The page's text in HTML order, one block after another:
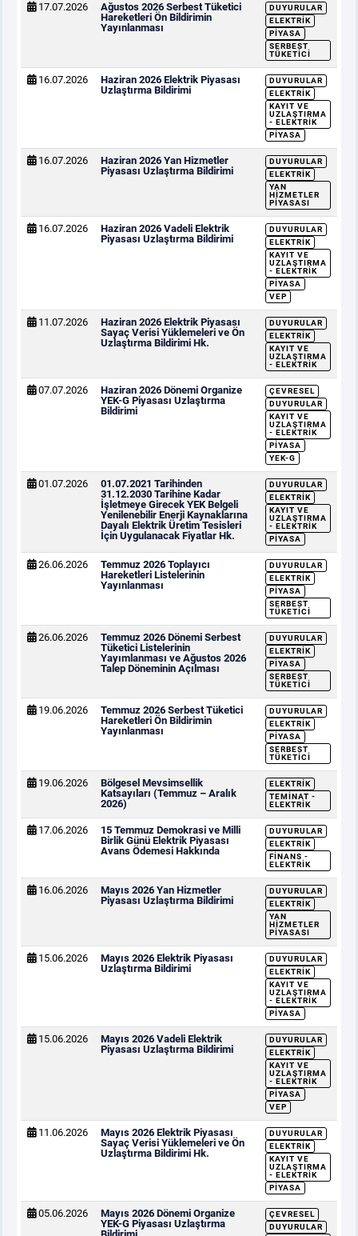
17.07.2026
Ağustos 2026 Serbest Tüketici
Hareketleri Ön Bildirimin
Yayınlanması
DUYURULAR
ELEKTRIK
PIYASA
SERBEST
TÜKETICI
16.07.2026
Haziran 2026 Elektrik Piyasası
Uzlaştırma Bildirimi
DUYURULAR
ELEKTRIK
KAYIT VE
UZLAŞTIRMA
- ELEKTRIK
PIYASA
16.07.2026
Haziran 2026 Yan Hizmetler
Piyasası Uzlaştırma Bildirimi
DUYURULAR
ELEKTRIK
YAN
HIZMETLER
PIYASASI
16.07.2026
Haziran 2026 Vadeli Elektrik
Piyasası Uzlaştırma Bildirimi
DUYURULAR
ELEKTRIK
KAYIT VE
UZLAŞTIRMA
- ELEKTRIK
PIYASA
VEP
11.07.2026
Haziran 2026 Elektrik Piyasası
Sayaç Verisi Yüklemeleri ve Ön
Uzlaştırma Bildirimi Hk.
DUYURULAR
ELEKTRIK
KAYIT VE
UZLAŞTIRMA
- ELEKTRIK
07.07.2026
Haziran 2026 Dönemi Organize
YEK-G Piyasası Uzlaştırma
Bildirimi
ÇEVRESEL
DUYURULAR
KAYIT VE
UZLAŞTIRMA
- ELEKTRIK
PIYASA
YEK-G
01.07.2026
01.07.2021 Tarihinden
31.12.2030 Tarihine Kadar
İşletmeye Girecek YEK Belgeli
Yenilenebilir Enerji Kaynaklarına
Dayalı Elektrik Üretim Tesisleri
İçin Uygulanacak Fiyatlar Hk.
DUYURULAR
ELEKTRIK
KAYIT VE
UZLAŞTIRMA
- ELEKTRIK
PIYASA
26.06.2026
Temmuz 2026 Toplayıcı
Hareketleri Listelerinin
Yayınlanması
DUYURULAR
ELEKTRIK
PIYASA
SERBEST
TÜKETICI
26.06.2026
Temmuz 2026 Dönemi Serbest
Tüketici Listelerinin
Yayımlanması ve Ağustos 2026
Talep Döneminin Açılması
DUYURULAR
ELEKTRIK
PIYASA
SERBEST
TÜKETICI
19.06.2026
Temmuz 2026 Serbest Tüketici
Hareketleri Ön Bildirimin
Yayınlanması
DUYURULAR
ELEKTRIK
PIYASA
SERBEST
TÜKETICI
19.06.2026
Bölgesel Mevsimsellik
Katsayıları (Temmuz – Aralık
2026)
ELEKTRIK
TEMINAT -
ELEKTRIK
17.06.2026
15 Temmuz Demokrasi ve Milli
Birlik Günü Elektrik Piyasası
Avans Ödemesi Hakkında
DUYURULAR
ELEKTRIK
FINANS -
ELEKTRIK
16.06.2026
Mayıs 2026 Yan Hizmetler
Piyasası Uzlaştırma Bildirimi
DUYURULAR
ELEKTRIK
YAN
HIZMETLER
PIYASASI
15.06.2026
Mayıs 2026 Elektrik Piyasası
Uzlaştırma Bildirimi
DUYURULAR
ELEKTRIK
KAYIT VE
UZLAŞTIRMA
- ELEKTRIK
PIYASA
15.06.2026
Mayıs 2026 Vadeli Elektrik
Piyasası Uzlaştırma Bildirimi
DUYURULAR
ELEKTRIK
KAYIT VE
UZLAŞTIRMA
- ELEKTRIK
PIYASA
VEP
11.06.2026
Mayıs 2026 Elektrik Piyasası
Sayaç Verisi Yüklemeleri ve Ön
Uzlaştırma Bildirimi Hk.
DUYURULAR
ELEKTRIK
KAYIT VE
UZLAŞTIRMA
- ELEKTRIK
PIYASA
05.06.2026
Mayıs 2026 Dönemi Organize
YEK-G Piyasası Uzlaştırma
ÇEVRESEL
DUYURULAR